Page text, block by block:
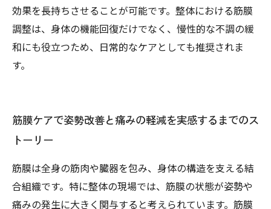
効果を長持ちさせることが可能です。整体における筋膜
調整は、身体の機能回復だけでなく、慢性的な不調の緩
和にも役立つため、日常的なケアとしても推奨されま
す。
筋膜ケアで姿勢改善と痛みの軽減を実感するまでのス
トーリー
筋膜は全身の筋肉や臓器を包み、身体の構造を支える結
合組織です。特に整体の現場では、筋膜の状態が姿勢や
痛みの発生に大きく関与すると考えられています。筋膜